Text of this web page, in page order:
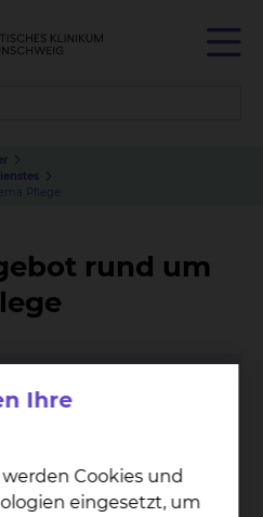
Pflege
rund um
Ihre
Cookies und
eingesetzt, um